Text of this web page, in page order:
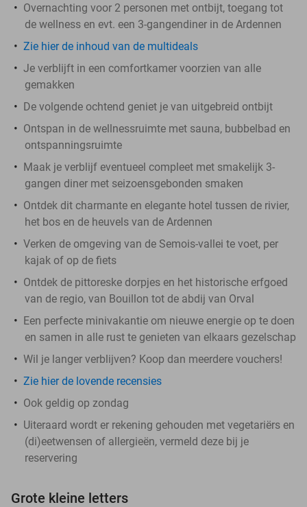
Overnachting voor 2 personen met ontbijt, toegang tot
de wellness en evt. een 3-gangendiner in de Ardennen
Zie hier de inhoud van de multideals
Je verblijft in een comfortkamer voorzien van alle
gemakken
De volgende ochtend geniet je van uitgebreid ontbijt
Ontspan in de wellnessruimte met sauna, bubbelbad en
ontspanningsruimte
Maak je verblijf eventueel compleet met smakelijk 3-
gangen diner met seizoensgebonden smaken
Ontdek dit charmante en elegante hotel tussen de rivier,
het bos en de heuvels van de Ardennen
Verken de omgeving van de Semois-vallei te voet, per
kajak of op de fiets
Ontdek de pittoreske dorpjes en het historische erfgoed
van de regio, van Bouillon tot de abdij van Orval
Een perfecte minivakantie om nieuwe energie op te doen
en samen in alle rust te genieten van elkaars gezelschap
Wil je langer verblijven? Koop dan meerdere vouchers!
Zie hier de lovende recensies
Ook geldig op zondag
Uiteraard wordt er rekening gehouden met vegetariërs en
(di)eetwensen of allergieën, vermeld deze bij je
reservering
Grote kleine letters